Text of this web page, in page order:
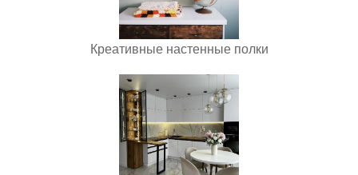
Креативные настенные полки